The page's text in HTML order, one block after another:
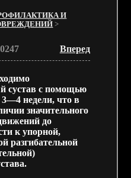
И
>
Вперед
сустав с помощью
3—4 недели, что в
значительного
до
к упорной,
разгибательной